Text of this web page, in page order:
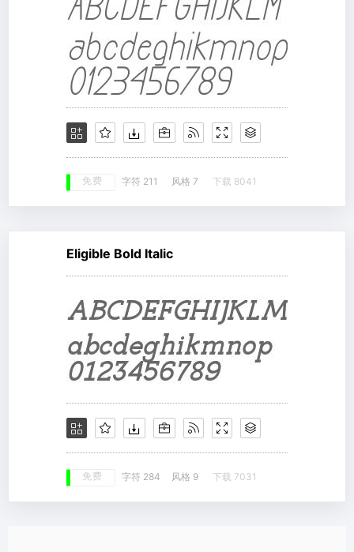
免费 字符 211 风格 7 下载 8041
Eligible Bold Italic
免费 字符 284 风格 9 下载 7031